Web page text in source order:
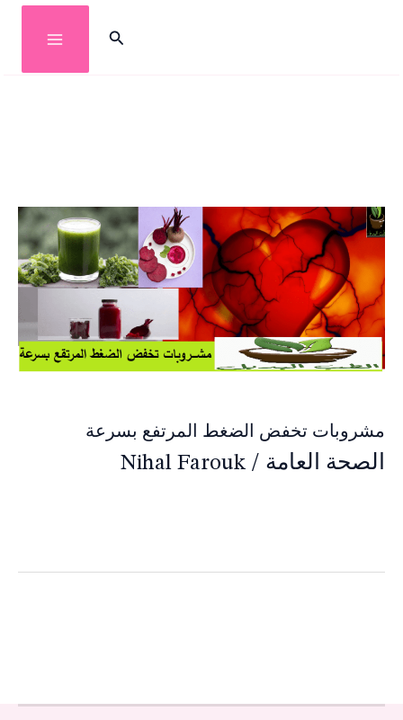
البحث
مشروبات تخفض الضغط المرتفع بسرعة
الصحة العامة /
Nihal Farouk